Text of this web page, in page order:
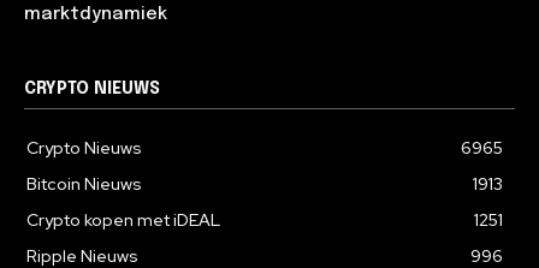
marktdynamiek
CRYPTO NIEUWS
Crypto Nieuws
6965
Bitcoin Nieuws
1913
Crypto kopen met iDEAL
1251
Ripple Nieuws
996